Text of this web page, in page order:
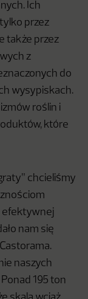
Ich
przez
także przez
z
do
wysypiskach.
roślin i
które
chcieliśmy
efektywnej
nam się
naszych
195 ton